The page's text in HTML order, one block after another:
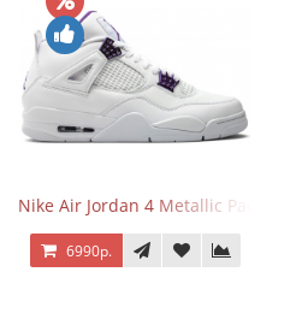
Nike Air Jordan 4 Metallic Pack
6990р.